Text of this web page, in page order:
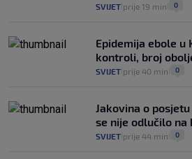
SVIJET prije 19 min 0
Epidemija ebole u
kontroli, broj
SVIJET prije 40 min 0
Jakovina o
se nije odlučilo na
SVIJET prije 44 min 0